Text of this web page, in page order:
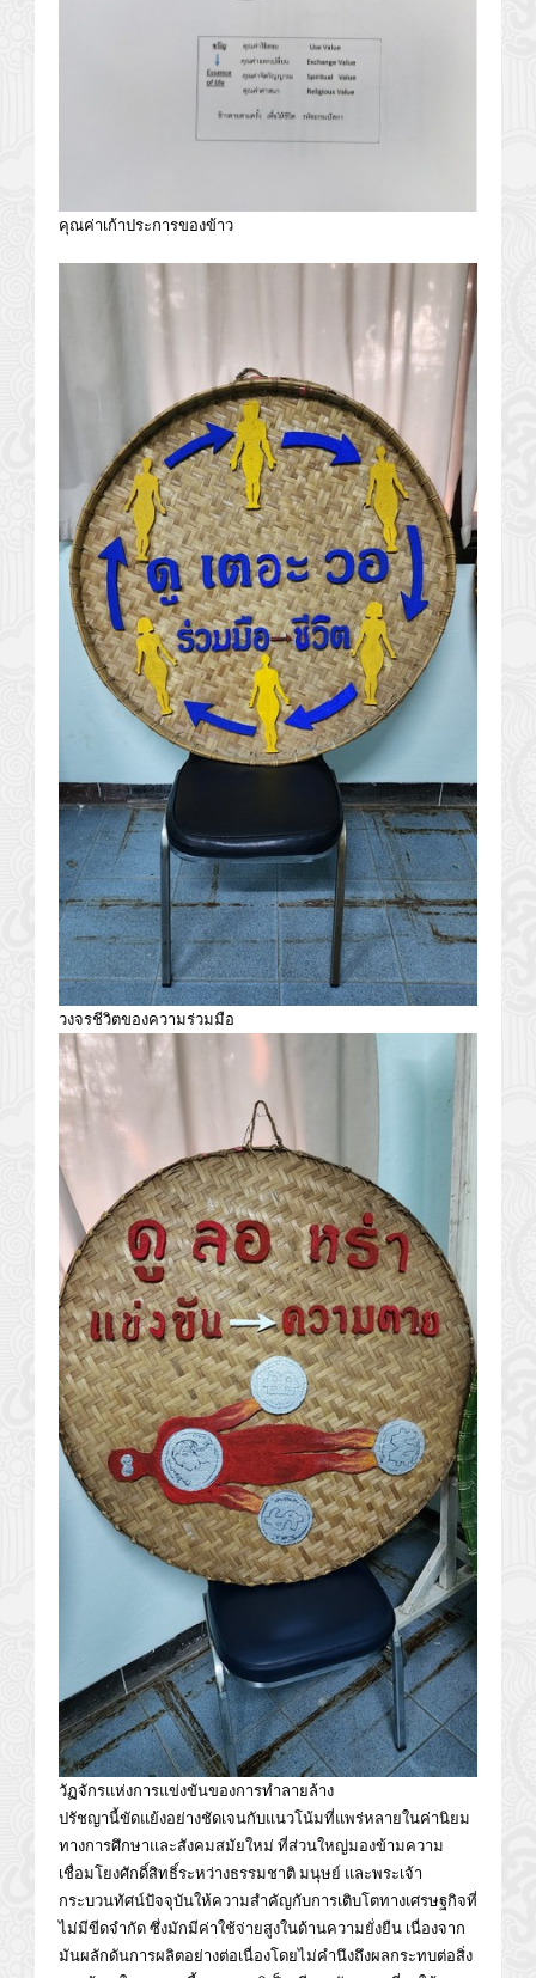
คุณค่าเก้าประการของข้าว
วงจรชีวิตของความร่วมมือ
วัฏจักรแห่งการแข่งขัน​ของการทำลายล้าง
ปรัชญานี้ขัดแย้งอย่างชัดเจนกับแนวโน้มที่แพร่หลายในค่านิยม
ทางการศึกษาและสังคมสมัยใหม่ ที่ส่วนใหญ่มองข้ามความ
เชื่อมโยงศักดิ์สิทธิ์ระหว่างธรรมชาติ มนุษย์ และพระเจ้า
กระบวนทัศน์ปัจจุบันให้ความสำคัญกับการเติบโตทางเศรษฐกิจที่
ไม่มีขีดจำกัด ซึ่งมักมีค่าใช้จ่ายสูงในด้านความยั่งยืน เนื่องจาก
มันผลักดันการผลิตอย่างต่อเนื่องโดยไม่คำนึงถึงผลกระทบต่อสิ่ง